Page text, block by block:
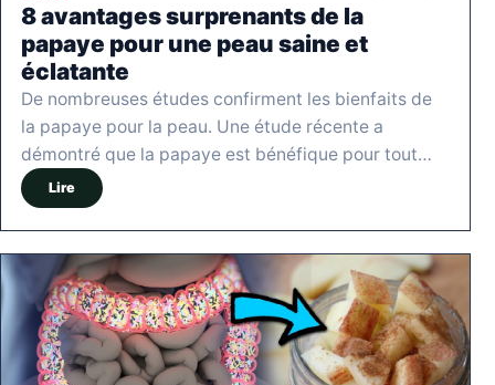
8 avantages surprenants de la
papaye pour une peau saine et
éclatante
De nombreuses études confirment les bienfaits de
la papaye pour la peau. Une étude récente a
démontré que la papaye est bénéfique pour tout…
Lire